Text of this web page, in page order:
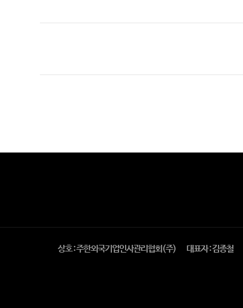
상호 : 주한외국기업인사관리협회(주) 대표자 : 김종철